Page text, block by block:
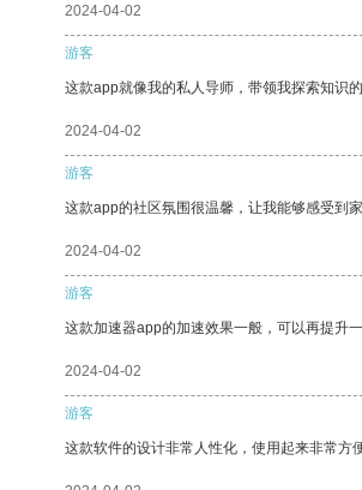
2024-04-02
游客
这款app就像我的私人导师，带领我探索知识的
2024-04-02
游客
这款app的社区氛围很温馨，让我能够感受到家
2024-04-02
游客
这款加速器app的加速效果一般，可以再提升
2024-04-02
游客
这款软件的设计非常人性化，使用起来非常方便